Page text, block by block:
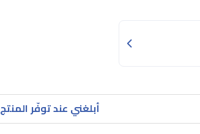
أبلغني عند توفّر المنتج